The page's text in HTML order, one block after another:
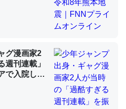
ムも酸素も不足してて両方に不
のでは」とあって面白い。海に
ウミグモ）はカルシウムを使わ
が、酵素が違うのか？
グ漫画家2
週刊連載」
で入院して
トイックな